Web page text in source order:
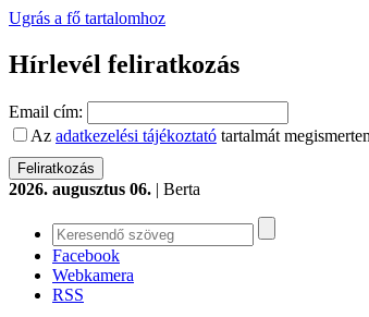
Ugrás a fő tartalomhoz
Hírlevél feliratkozás
Email cím:
Az adatkezelési tájékoztató tartalmát
2026. augusztus 06. | Berta
Facebook
Webkamera
RSS